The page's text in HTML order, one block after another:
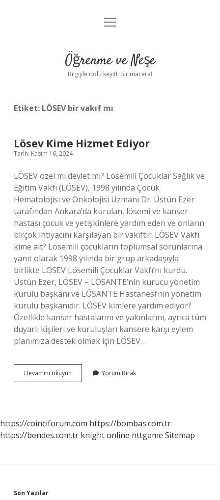
Anasayfa
Yasal Uyarı
menüyü
Öğrenme ve Neşe
Bilgiyle dolu keyifli bir macera!
Etiket: LÖSEV bir vakıf mı
Lösev Kime Hizmet Ediyor
Tarih: Kasım 16, 2024
LÖSEV özel mi devlet mi? Lösemili Çocuklar Sağlık ve
Eğitim Vakfı (LÖSEV), 1998 yılında Çocuk
Hematolojisi ve Onkolojisi Uzmanı Dr. Üstün Ezer
tarafından Ankara’da kurulan, lösemi ve kanser
hastası çocuk ve yetişkinlere yardım eden ve onların
birçok ihtiyacını karşılayan bir vakıftır. LÖSEV Vakfı
kime ait? Lösemili çocukların toplumsal sorunlarına
yanıt olarak 1998 yılında bir grup arkadaşıyla
birlikte LÖSEV Lösemili Çocuklar Vakfı’nı kurdu.
Üstün Ezer, LÖSEV – LÖSANTE’nin kurucu yönetim
kurulu başkanı ve LÖSANTE Hastanesi’nin yönetim
kurulu başkanıdır. LÖSEV kimlere yardım ediyor?
Özellikle kanser hastalarını ve yakınlarını, ayrıca tüm
duyarlı kişileri ve kuruluşları kansere karşı eylem
planımıza destek olmak için LÖSEV…
Devamını okuyun
Kime
Yorum Bırak
https://coinciforum.com https://bombas.com.tr
https://bendes.com.tr knight online nttgame Sitemap
Son Yazılar